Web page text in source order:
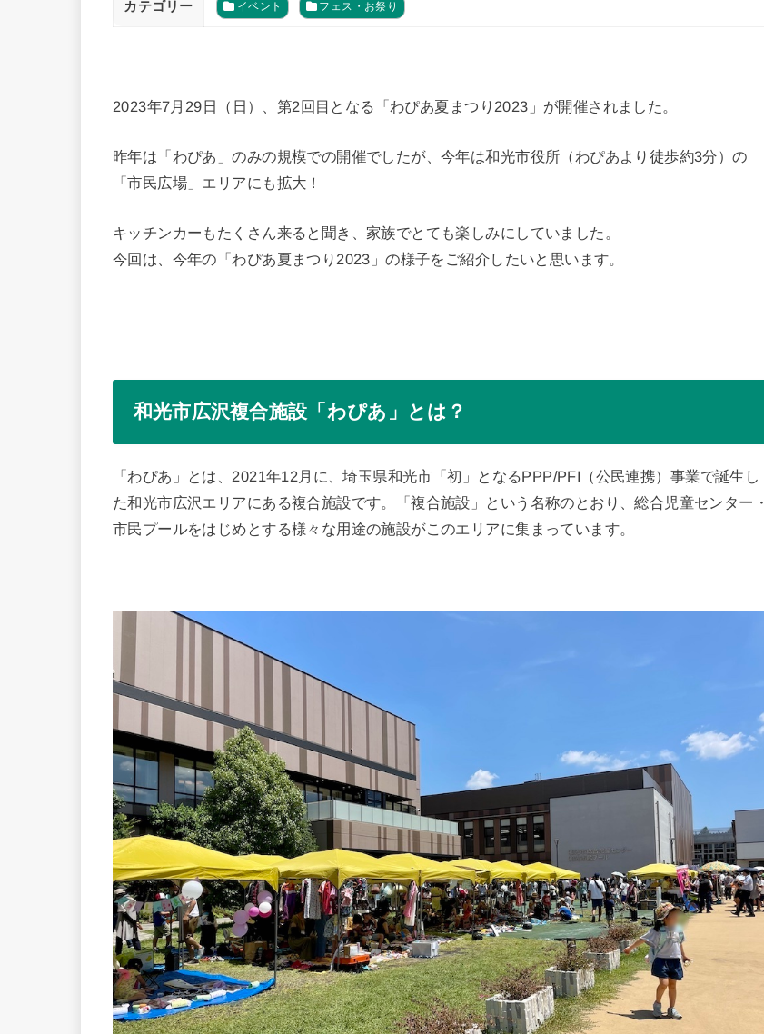
カテゴリー イベント フェス・お祭り
2023年7月29日（日）、第2回目となる「わぴあ夏まつり2023」が開催されました。
昨年は「わぴあ」のみの規模での開催でしたが、今年は和光市役所（わぴあより徒歩約3分）の
「市民広場」エリアにも拡大！
キッチンカーもたくさん来ると聞き、家族でとても楽しみにしていました。
今回は、今年の「わぴあ夏まつり2023」の様子をご紹介したいと思います。
和光市広沢複合施設「わぴあ」とは？
「わぴあ」とは、2021年12月に、埼玉県和光市「初」となるPPP/PFI（公民連携）事業で誕生し
た和光市広沢エリアにある複合施設です。「複合施設」という名称のとおり、総合児童センター・
市民プールをはじめとする様々な用途の施設がこのエリアに集まっています。